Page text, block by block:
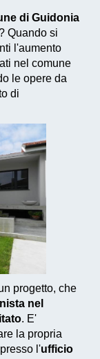
di Guidonia
Quando si
l'aumento
nel comune
le opere da
di
progetto, che
nel
. E'
la propria
l'ufficio